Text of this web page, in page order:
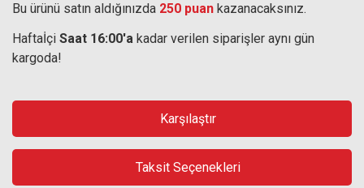
Bu ürünü satın aldığınızda 250 puan kazanacaksınız.
Haftaİçi Saat 16:00'a kadar verilen siparişler aynı gün
kargoda!
Karşılaştır
Taksit Seçenekleri